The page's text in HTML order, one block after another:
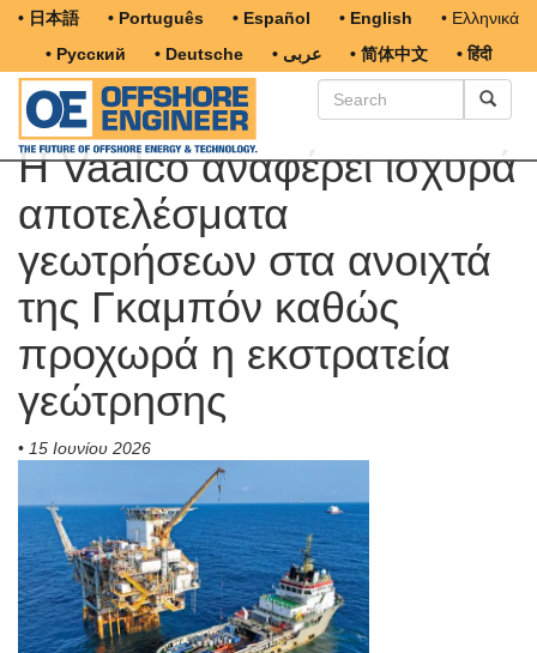
• 日本語 • Português • Español • English
• Ελληνικά
• Русский
• Deutsche • عربى • 简体中文 • हिंदी
Η Vaalco αναφέρει ισχυρά
αποτελέσματα
γεωτρήσεων στα ανοιχτά
της Γκαμπόν καθώς
προχωρά η εκστρατεία
γεώτρησης
• 15 Ιουνίου 2026